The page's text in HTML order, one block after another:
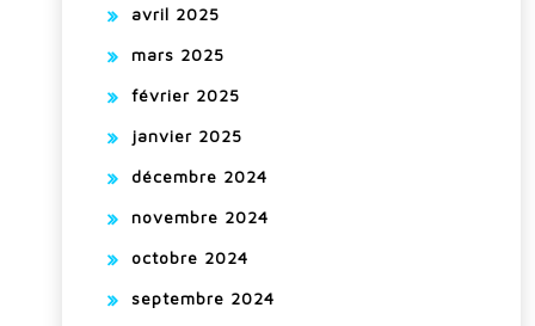
avril 2025
mars 2025
février 2025
janvier 2025
décembre 2024
novembre 2024
octobre 2024
septembre 2024